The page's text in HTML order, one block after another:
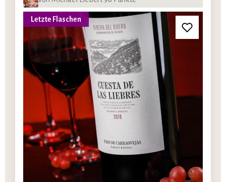
Letzte Flaschen